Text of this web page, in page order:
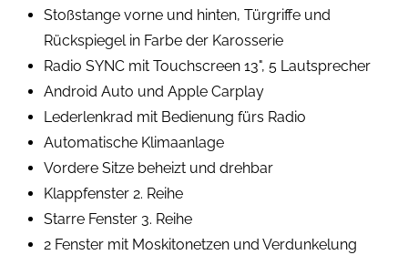
Stoßstange vorne und hinten, Türgriffe und
Rückspiegel in Farbe der Karosserie
Radio SYNC mit Touchscreen 13", 5 Lautsprecher
Android Auto und Apple Carplay
Lederlenkrad mit Bedienung fürs Radio
Automatische Klimaanlage
Vordere Sitze beheizt und drehbar
Klappfenster 2. Reihe
Starre Fenster 3. Reihe
2 Fenster mit Moskitonetzen und Verdunkelung